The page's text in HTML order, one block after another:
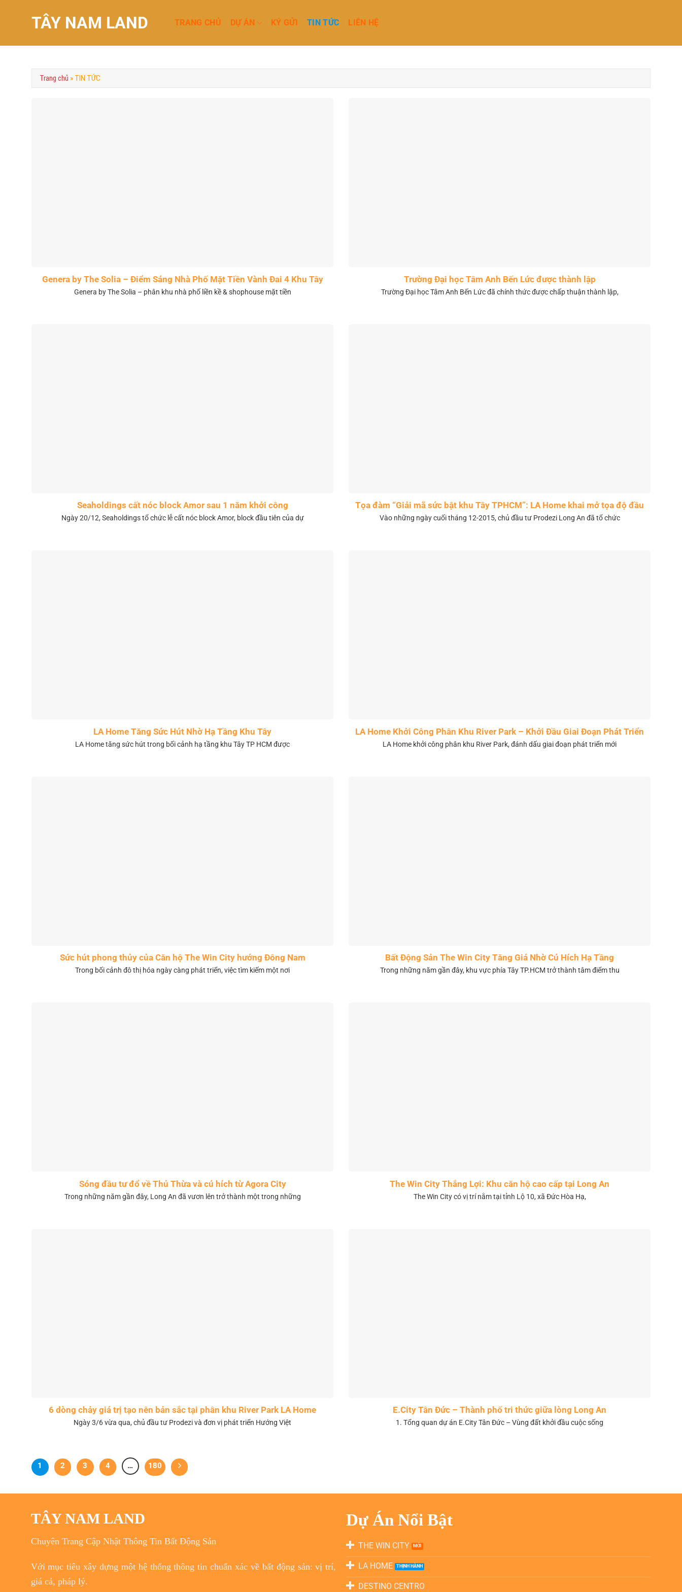
dung
TÂY NAM LAND TRANG CHỦ DỰ ÁN KÝ GỬI TIN TỨC LIÊN HỆ
Trang chủ » TIN TỨC
Genera by The Solia – Điểm Sáng Nhà Phố Mặt Tiền Vành Đai 4 Khu Tây
Genera by The Solia – phân khu nhà phố liền kề & shophouse mặt tiền
Trường Đại học Tâm Anh Bến Lức được thành lập
Trường Đại học Tâm Anh Bến Lức đã chính thức được chấp thuận thành lập,
Seaholdings cất nóc block Amor sau 1 năm khởi công
Ngày 20/12, Seaholdings tổ chức lễ cất nóc block Amor, block đầu tiên của dự
Tọa đàm “Giải mã sức bật khu Tây TPHCM”: LA Home khai mở tọa độ đầu
tư mới
Vào những ngày cuối tháng 12-2015, chủ đầu tư Prodezi Long An đã tổ chức
LA Home Tăng Sức Hút Nhờ Hạ Tầng Khu Tây
LA Home tăng sức hút trong bối cảnh hạ tầng khu Tây TP HCM được
LA Home Khởi Công Phân Khu River Park – Khởi Đầu Giai Đoạn Phát Triển
Mới
LA Home khởi công phân khu River Park, đánh dấu giai đoạn phát triển mới
Sức hút phong thủy của Căn hộ The Win City hướng Đông Nam
Trong bối cảnh đô thị hóa ngày càng phát triển, việc tìm kiếm một nơi
Bất Động Sản The Win City Tăng Giá Nhờ Cú Hích Hạ Tầng
Trong những năm gần đây, khu vực phía Tây TP.HCM trở thành tâm điểm thu
Sóng đầu tư đổ về Thủ Thừa và cú hích từ Agora City
Trong những năm gần đây, Long An đã vươn lên trở thành một trong những
The Win City Thắng Lợi: Khu căn hộ cao cấp tại Long An
The Win City có vị trí nằm tại tỉnh Lộ 10, xã Đức Hòa Hạ,
6 dòng chảy giá trị tạo nên bản sắc tại phân khu River Park LA Home
Ngày 3/6 vừa qua, chủ đầu tư Prodezi và đơn vị phát triển Hướng Việt
E.City Tân Đức – Thành phố tri thức giữa lòng Long An
1. Tổng quan dự án E.City Tân Đức – Vùng đất khởi đầu cuộc sống
1 2 3 4 … 180
TÂY NAM LAND
Chuyên Trang Cập Nhật Thông Tin Bất Động Sản
Vớimục tiêu xây dựng một hệ thống thông tin chuẩn xác về bất động sản: vị trí,
giá cả, pháp lý.
Dự Án Nổi Bật
THE WIN CITY
LA HOME
DESTINO CENTRO